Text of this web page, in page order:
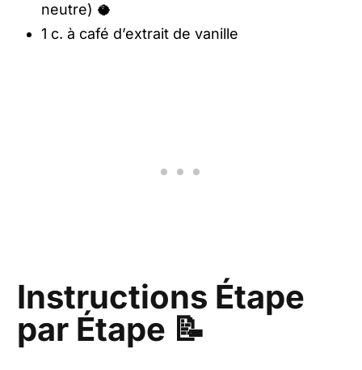
neutre) 🥥
1 c. à café d’extrait de vanille
Instructions Étape
par Étape 📝